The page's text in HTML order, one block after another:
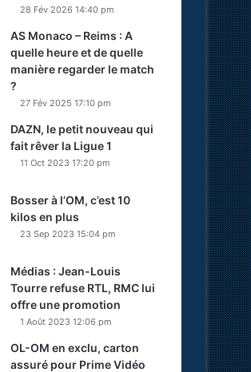
28 Fév 2026 14:40 pm
AS Monaco – Reims : A
quelle heure et de quelle
manière regarder le match
?
27 Fév 2025 17:10 pm
DAZN, le petit nouveau qui
fait rêver la Ligue 1
11 Oct 2023 17:20 pm
Bosser à l’OM, c’est 10
kilos en plus
23 Sep 2023 15:04 pm
Médias : Jean-Louis
Tourre refuse RTL, RMC lui
offre une promotion
1 Août 2023 12:06 pm
OL-OM en exclu, carton
assuré pour Prime Vidéo